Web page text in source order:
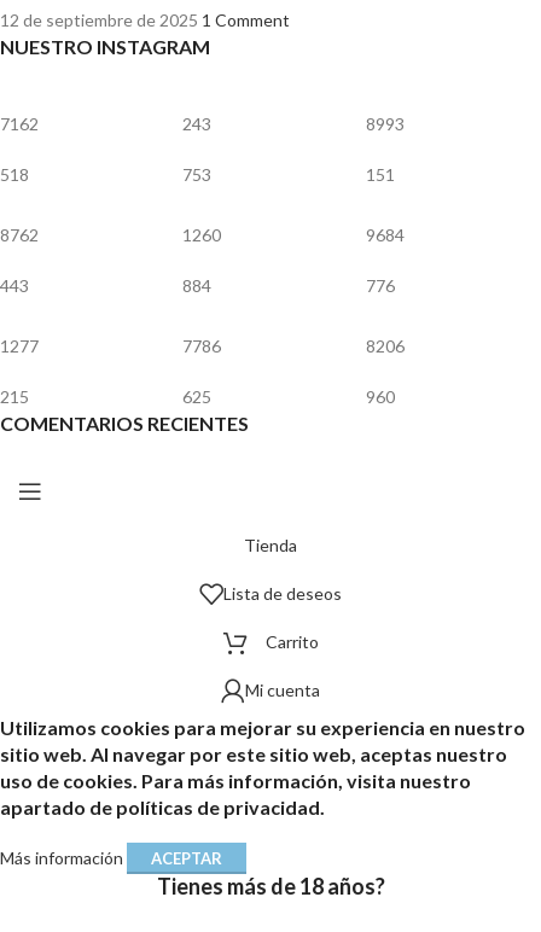
12 de septiembre de 2025 1 Comment
NUESTRO INSTAGRAM
7162
518
243
753
8993
151
8762
443
1260
884
9684
776
1277
215
7786
625
8206
960
COMENTARIOS RECIENTES
Tienda
Lista de deseos
Carrito
Mi cuenta
Utilizamos cookies para mejorar su experiencia en nuestro
sitio web. Al navegar por este sitio web, aceptas nuestro
uso de cookies. Para más información, visita nuestro
apartado de políticas de privacidad.
Más información ACEPTAR
Tienes más de 18 años?